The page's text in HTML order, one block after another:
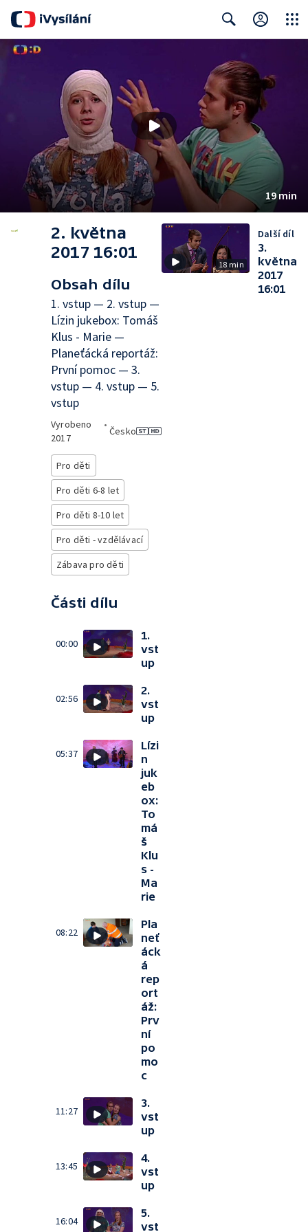
19 min
2. května
2017 16:01
Obsah dílu
1. vstup — 2. vstup —
Lízin jukebox: Tomáš
Klus - Marie —
Planeťácká reportáž:
První pomoc — 3.
vstup — 4. vstup — 5.
vstup
Vyrobeno
2017
•
Česko
Pro děti
Pro děti 6-8 let
Pro děti 8-10 let
Pro děti - vzdělávací
Zábava pro děti
Části dílu
00:00
1.
vst
up
02:56
2.
vst
up
05:37
Lízi
n
juk
eb
ox:
To
má
š
Klu
s -
Ma
rie
08:22
Pla
neť
áck
á
rep
ort
áž:
Prv
ní
po
mo
c
11:27
3.
vst
up
13:45
4.
vst
up
16:04
5.
vst
18 min
Další díl
3.
května
2017
16:01